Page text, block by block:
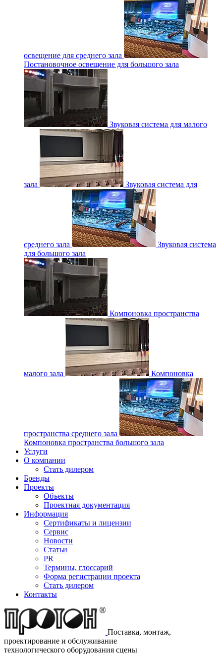
освещение для среднего зала
Постановочное освещение для большого зала
Звуковая система для малого
зала Звуковая система для
среднего зала
Звуковая система
для большого зала
Компоновка пространства
малого зала Компоновка
пространства среднего зала
Компоновка пространства большого зала
Услуги
О компании
Стать дилером
Бренды
Проекты
Объекты
Проектная документация
Информация
Сертификаты и лицензии
Сервис
Новости
Статьи
PR
Термины, глоссарий
Форма регистрации проекта
Стать дилером
Контакты
Поставка, монтаж,
проектирование и обслуживание
технологического оборудования сцены